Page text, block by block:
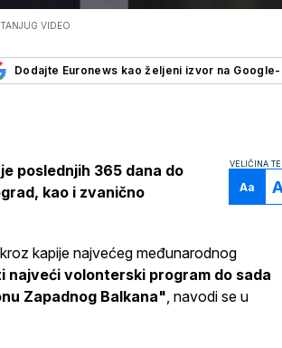
VIDEO
Dodajte Euronews kao željeni izvor na
VELIČINA
Aa
poslednjih 365 dana do
kao i zvanično
kapije najvećeg međunarodnog
najveći volonterski program do sada
Zapadnog Balkana", navodi se u